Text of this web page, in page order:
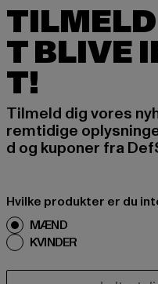
T BLIVE
T!
Tilmeld dig vores
remtidige
d og kuponer fra
Hvilke produkter er du
MÆND
KVINDER